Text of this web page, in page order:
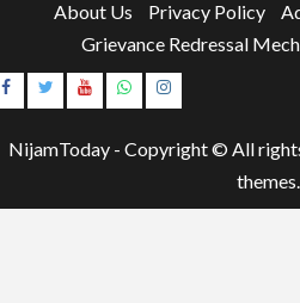
About Us Privacy Policy
Grievance Redressal
Instagram
NijamToday - Copyright © All
themes.